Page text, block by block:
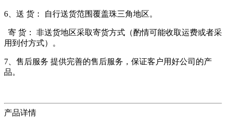
6、送 货： 自行送货范围覆盖珠三角地区。
寄 货： 非送货地区采取寄货方式（酌情可能收取运费或者采
用到付方式）。
7、售后服务 提供完善的售后服务，保证客户用好公司的产
品。
产品详情